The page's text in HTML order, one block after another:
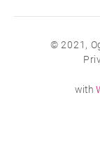
© 2021,
with